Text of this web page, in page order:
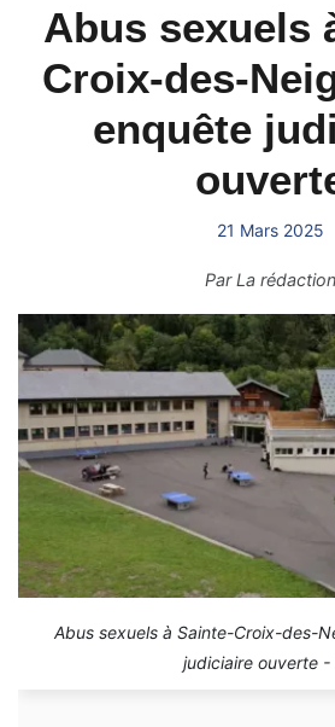
Abus sexuels
Croix-des-
enquête
21 Mars 2025
ParLa rédaction
Abus sexuels à Sainte-Croix-des-
judiciaire ouverte -